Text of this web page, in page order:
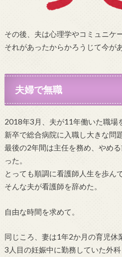
その後、夫は心理学やコミュニケ
それがあったからかろうじて今があ
夫婦で無職
2018年3月、夫が11年働いた職場
新卒で総合病院に入職し大きな問
最後の2年間は主任を務め、やめ
った。
とっても順調に看護師人生を歩ん
そんな夫が看護師を辞めた。
自由な時間を求めて。
同じころ、妻は1年2か月の育児休
3人目の妊娠中に勤務していた外